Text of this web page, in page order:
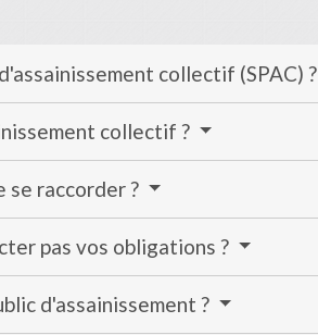
collectif (SPAC) ?
collectif ?
se raccorder ?
pas vos obligations ?
d'assainissement ?